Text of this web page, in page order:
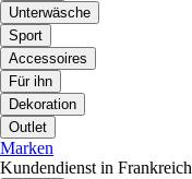
Unterwäsche
Sport
Accessoires
Für ihn
Dekoration
Outlet
Marken
Kundendienst in Frankreich